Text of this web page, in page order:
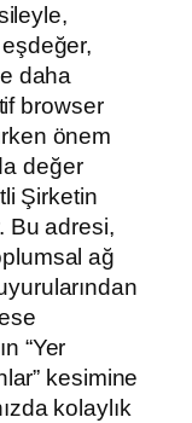
daha
browser
önem
değer
Şirketin
Bu adresi,
ağ
“Yer
kesimine
kolaylık